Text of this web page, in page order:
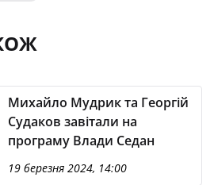
Михайло Мудрик та Георгій
Судаков завітали на
програму Влади Седан
19 березня 2024, 14:00